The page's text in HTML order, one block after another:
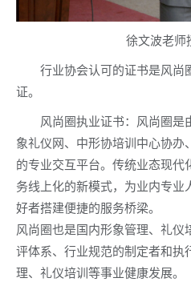
徐文波老师
行业协会认可的证书是风尚
证。
风尚圈执业证书：风尚圈
象礼仪网、中形协培训中心协
的专业交互平台。传统业态现代
务线上化的新模式，为业内专业
好者搭建便捷的服务桥梁。
风尚圈也是国内形象管理、礼仪
评体系、行业规范的制定者和执
理、礼仪培训等事业健康发展。